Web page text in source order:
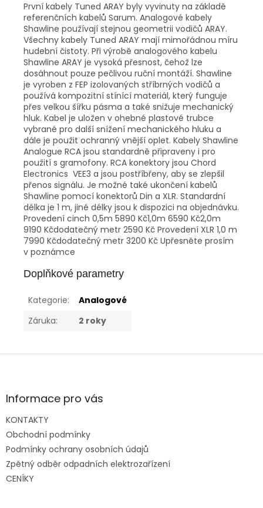
První kabely Tuned ARAY byly vyvinuty na základě
referenčních kabelů Sarum. Analogové kabely
Shawline používají stejnou geometrii vodičů ARAY.
Všechny kabely Tuned ARAY mají mimořádnou míru
hudební čistoty. Při výrobě analogového kabelu
Shawline ARAY je vysoká přesnost, čehož lze
dosáhnout pouze pečlivou ruční montáží. Shawline
je vyroben z FEP izolovaných stříbrných vodičů a
používá kompozitní stínící materiál, který funguje
přes velkou šířku pásma a také snižuje mechanický
hluk. Kabel je uložen v ohebné plastové trubce
vybrané pro další snížení mechanického hluku a
dále je použit ochranný vnější oplet. Kabely Shawline
Analogue RCA jsou standardně připraveny i pro
použití s gramofony. RCA konektory jsou Chord
Electronics VEE3 a jsou postříbřeny, aby se zlepšil
přenos signálu. Je možné také ukončení kabelů
Shawline pomocí konektorů Din a XLR. Standardní
délka je 1 m, jiné délky jsou k dispozici na objednávku.
Provedení cinch 0,5m 5890 Kč1,0m 6590 Kč2,0m
9190 Kčdodatečný metr 2590 Kč Provedení XLR 1,0 m
7990 Kčdodatečný metr 3200 Kč Upřesněte prosím
v poznámce
Doplňkové parametry
Kategorie:
Analogové
Záruka: 2 roky
Z
aInformace pro vás
KONTAKTY
Obchodní podmínky
Podmínky ochrany osobních údajů
Zpětný odběr odpadních elektrozařízení
CENÍKY